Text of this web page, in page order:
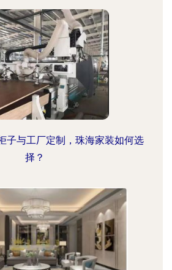
子与工厂定制，珠海家装如何选
择？